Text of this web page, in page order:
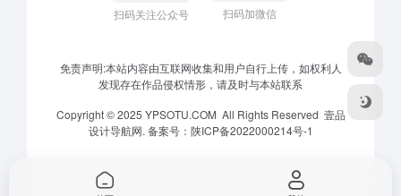
扫码关注公众号 扫码加微信
免责声明:本站内容由互联网收集和用户自行上传，如权利人
发现存在作品侵权情形，请及时与本站联系
Copyright © 2025 YPSOTU.COM All Rights Reserved 壹品
设计导航网. 备案号： 陕ICP备2022000214号-1